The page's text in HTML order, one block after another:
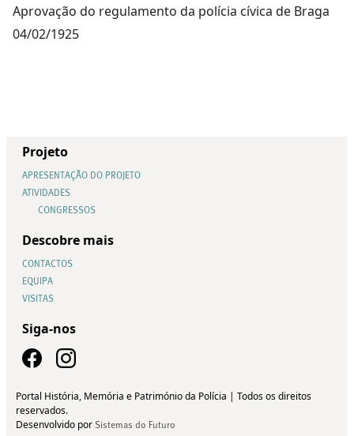
Aprovação do regulamento da polícia cívica de Braga
04/02/1925
Projeto
APRESENTAÇÃO DO PROJETO
ATIVIDADES
CONGRESSOS
Descobre mais
CONTACTOS
EQUIPA
VISITAS
Siga-nos
Portal História, Memória e Património da Polícia | Todos os direitos
reservados.
Desenvolvido por Sistemas do Futuro